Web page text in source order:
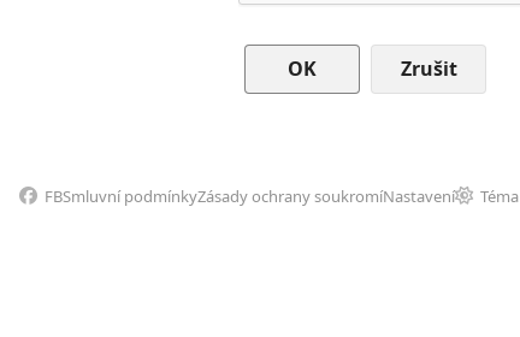
Zrušit
FBSmluvní podmínkyZásady ochrany soukromíNastavení Téma